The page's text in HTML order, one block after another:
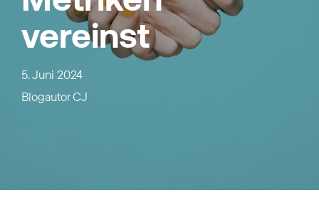
vereinst
5. Juni 2024
BlogautorCJ